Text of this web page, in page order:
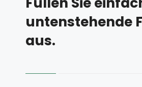
untenstehende
aus.